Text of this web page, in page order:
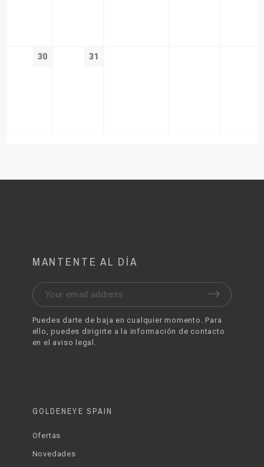
30 31
MANTENTE AL DÍA
Puedes darte de baja en cualquier momento. Para
ello, puedes dirigirte a la información de contacto
en el aviso legal.
GOLDENEYE SPAIN
Ofertas
Novedades